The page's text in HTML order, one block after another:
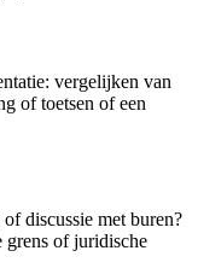
vergelijken van
of toetsen of een
discussie met buren?
grens of juridische